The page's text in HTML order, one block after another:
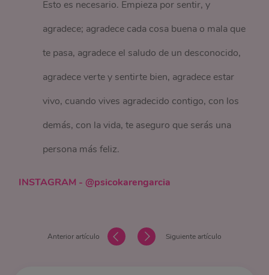
Esto es necesario. Empieza por sentir, y
agradece; agradece cada cosa buena o mala que
te pasa, agradece el saludo de un desconocido,
agradece verte y sentirte bien, agradece estar
vivo, cuando vives agradecido contigo, con los
demás, con la vida, te aseguro que serás una
persona más feliz.
INSTAGRAM - @psicokarengarcia
Anterior artículo Siguiente artículo